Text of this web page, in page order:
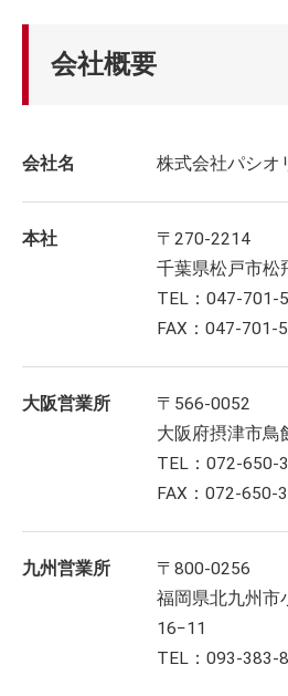
会社概要
会社名 株式会社パシオ
本社
〒270-2214
千葉県松戸市松
TEL：047-701-
FAX：047-701-
大阪営業所
〒566-0052
大阪府摂津市鳥
TEL：072-650-
FAX：072-650-
九州営業所
〒800-0256
福岡県北九州市
16−11
TEL：093-383-